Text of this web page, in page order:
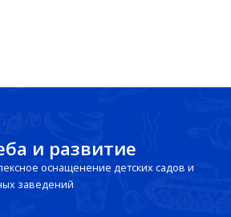
и развитие
оснащенение детских садов и
заведений